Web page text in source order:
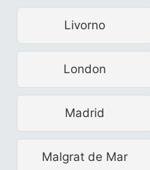
Livorno
London
Madrid
Malgrat de Mar